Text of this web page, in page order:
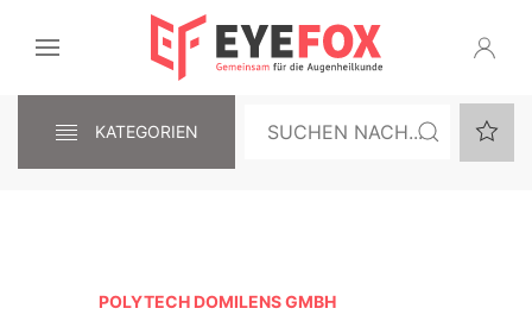
KATEGORIEN
POLYTECH DOMILENS GMBH